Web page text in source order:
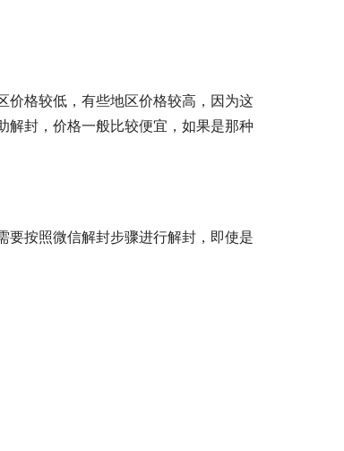
格较低，有些地区价格较高，因为这
解封，价格一般比较便宜，如果是那种
按照微信解封步骤进行解封，即使是